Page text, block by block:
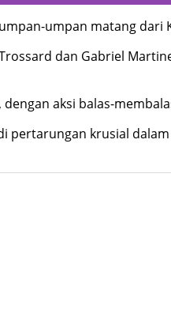
umpan matang dari
dan Gabriel
aksi balas-
pertarungan krusial